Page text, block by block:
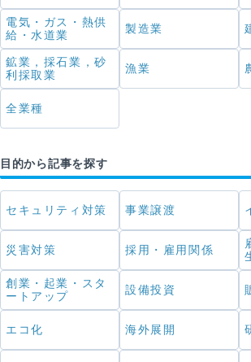
電気・ガス・熱供
給・水道業
製造業
鉱業，採石業，砂
利採取業
漁業
全業種
目的から記事を探す
セキュリティ対策 事業譲渡
災害対策 採用・雇用関係
創業・起業・スタ
ートアップ
設備投資
エコ化 海外展開